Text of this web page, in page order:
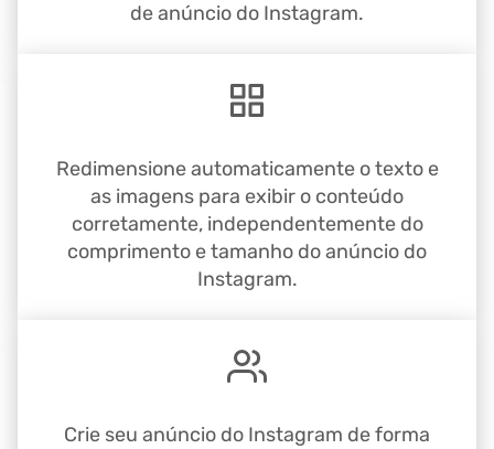
de anúncio do Instagram.
Redimensione automaticamente o texto e
as imagens para exibir o conteúdo
corretamente, independentemente do
comprimento e tamanho do anúncio do
Instagram.
Crie seu anúncio do Instagram de forma